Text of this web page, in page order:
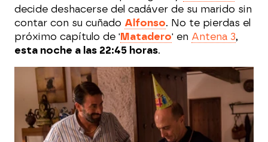
decide deshacerse del cadáver de su marido sin
contar con su cuñado Alfonso. No te pierdas el
próximo capítulo de 'Matadero' en Antena 3,
esta noche a las 22:45 horas.